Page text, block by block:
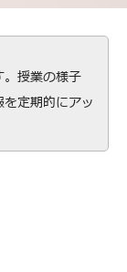
。授業の様子
定期的にアッ